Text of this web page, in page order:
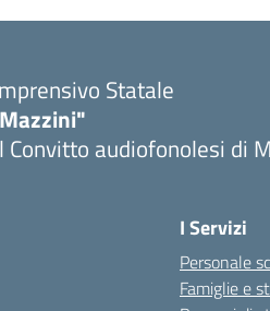
Statale
Convitto audiofonolesi di
I Servizi
Personale
Famiglie e